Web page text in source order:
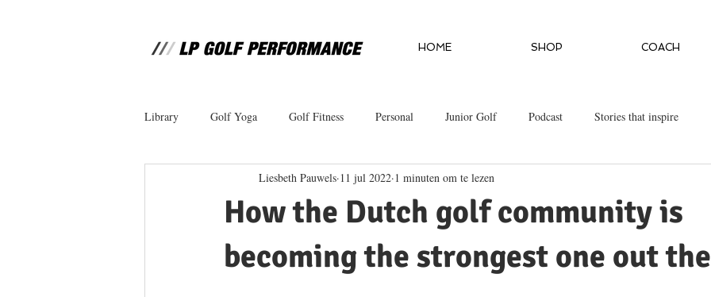
HOME SHOP COACH
Library Golf Yoga Golf Fitness Personal Junior Golf Podcast Stories that inspire
How the Dutch golf community is
becoming the strongest one out
Liesbeth Pauwels 11 jul 2022 1 minuten om te lezen